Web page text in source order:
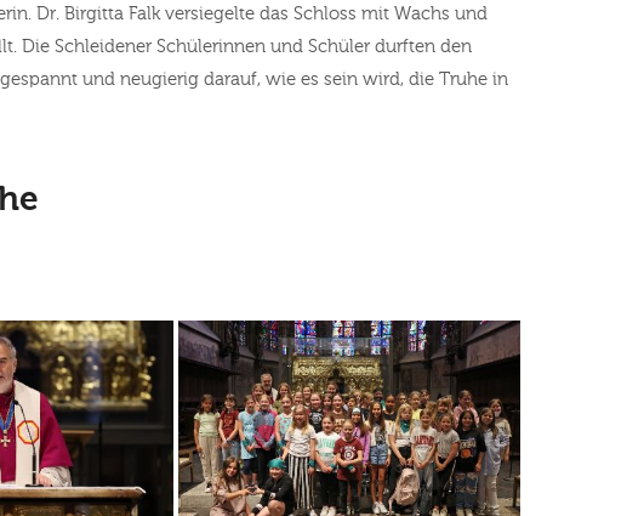
Dr. Birgitta Falk versiegelte das Schloss mit Wachs und
Die Schleidener Schülerinnen und Schüler durften den
und neugierig darauf, wie es sein wird, die Truhe in